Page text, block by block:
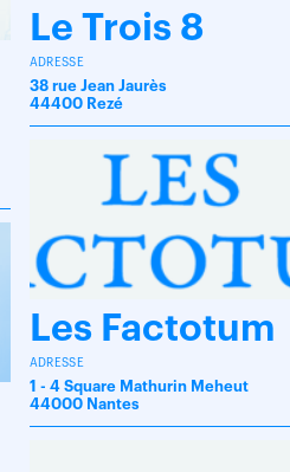
Le Trois 8
ADRESSE
38 rue Jean Jaurès
44400 Rezé
Les Factotum
ADRESSE
1 - 4 Square Mathurin Meheut
44000 Nantes